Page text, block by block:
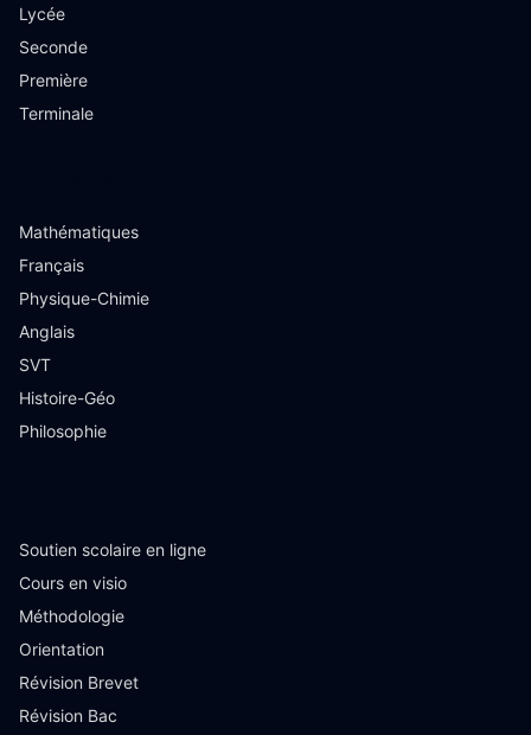
Lycée
Seconde
Première
Terminale
Mathématiques
Français
Physique-Chimie
Anglais
SVT
Histoire-Géo
Philosophie
Soutien scolaire en ligne
Cours en visio
Méthodologie
Orientation
Révision Brevet
Révision Bac